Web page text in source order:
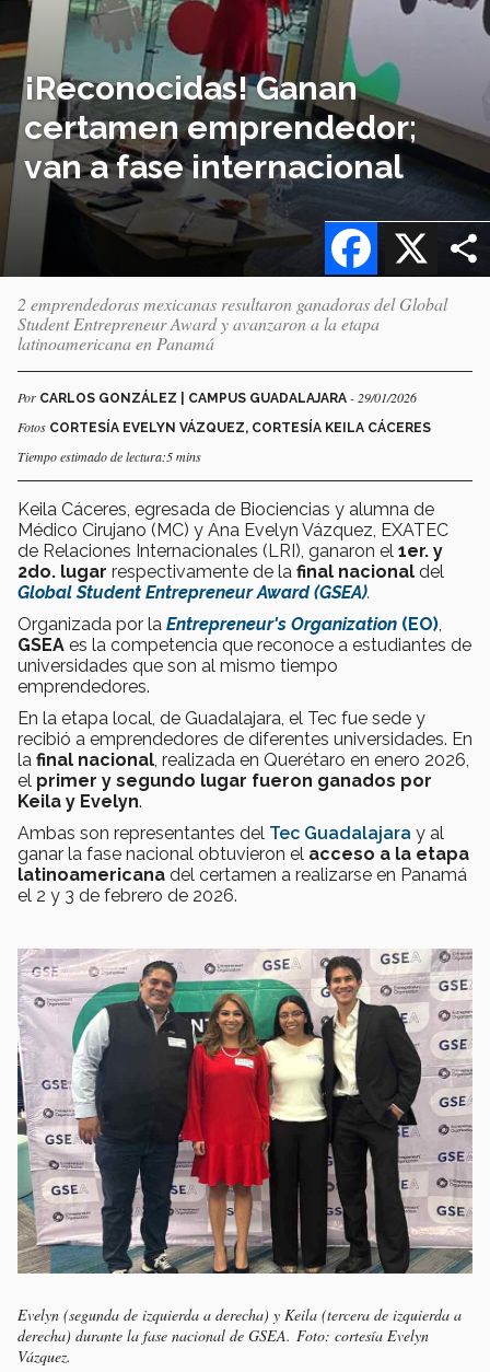
¡Reconocidas! Ganan
certamen emprendedor;
van a fase internacional
X
Facebook
2 emprendedoras mexicanas resultaron ganadoras del Global
Student Entrepreneur Award y avanzaron a la etapa
latinoamericana en Panamá
Por CARLOS GONZÁLEZ | CAMPUS GUADALAJARA - 29/01/2026
Fotos CORTESÍA EVELYN VÁZQUEZ, CORTESÍA KEILA CÁCERES
Tiempo estimado de lectura:5 mins
Keila Cáceres, egresada de Biociencias y alumna de
Médico Cirujano (MC) y Ana Evelyn Vázquez, EXATEC
de Relaciones Internacionales (LRI), ganaron el 1er. y
2do. lugar respectivamente de la final nacional del
Global Student Entrepreneur Award (GSEA).
Organizada por la Entrepreneur's Organization (EO)
GSEA es la competencia que reconoce a estudiantes de
universidades que son al mismo tiempo
emprendedores.
En la etapa local, de Guadalajara, el Tec fue sede y
recibió a emprendedores de diferentes universidades. En
la final nacional , realizada en Querétaro en enero 2026,
el primer y segundo lugar fueron ganados por
Keila y Evelyn.
Ambas son representantes del Tec Guadalajara y al
ganar la fase nacional obtuvieron el acceso a la etapa
latinoamericana del certamen a realizarse en Panamá
el 2 y 3 de febrero de 2026.
Evelyn (segunda de izquierda a derecha) y Keila (tercera de izquierda a
derecha) durante la fase nacional de GSEA. Foto: cortesía Evelyn
Vázquez.